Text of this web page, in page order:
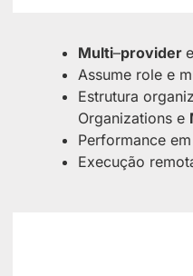
Multi–provider e
Assume role e
Estrutura
Organizations e
Performance
Execução